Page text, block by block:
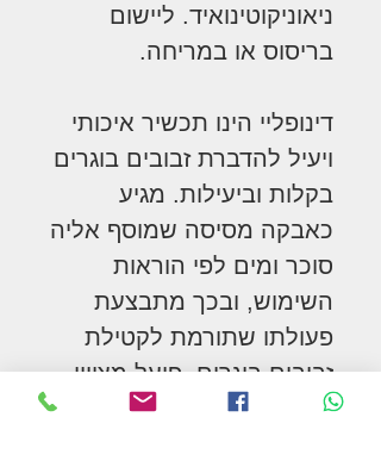
ניאוניקוטינואיד. ליישום
בריסוס או במריחה.
דינופליי הינו תכשיר איכותי
ויעיל להדברת זבובים בוגרים
בקלות וביעילות. מגיע
כאבקה מסיסה שמוסף אליה
סוכר ומים לפי הוראות
השימוש, ובכך מתבצעת
פעולתו שתורמת לקטילת
זבובים בוגרים. פועל מצויין
במבני המשק